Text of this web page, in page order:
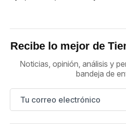
Recibe lo mejor de
Noticias, opinión, análisis y
bandeja de